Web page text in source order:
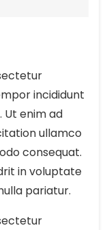
incididunt
Ut enim ad
ullamco
consequat.
in voluptate
pariatur.